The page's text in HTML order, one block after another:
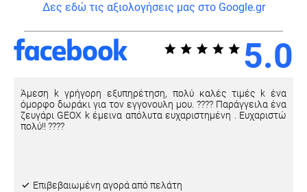
Δες εδώ τις αξιολογήσεις μας στο Google.gr
5.0
Άμεση k γρήγορη εξυπηρέτηση, πολύ καλές τιμές k ένα
όμορφο δωράκι για τον εγγονουλη μου. ???? Παράγγειλα ένα
ζευγάρι GEOX k έμεινα απόλυτα ευχαριστημένη . Ευχαριστώ
πολύ!! ????
Eπιβεβαιωμένη αγορά από πελάτη